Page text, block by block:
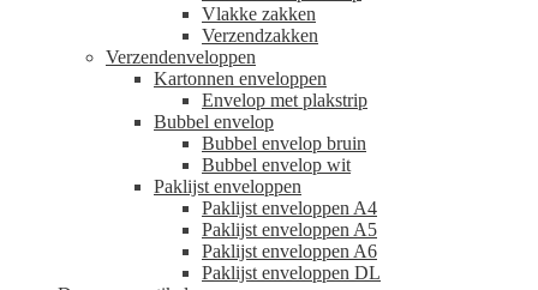
Vlakke zakken
Verzendzakken
Verzendenveloppen
Kartonnen enveloppen
Envelop met plakstrip
Bubbel envelop
Bubbel envelop bruin
Bubbel envelop wit
Paklijst enveloppen
Paklijst enveloppen A4
Paklijst enveloppen A5
Paklijst enveloppen A6
Paklijst enveloppen DL